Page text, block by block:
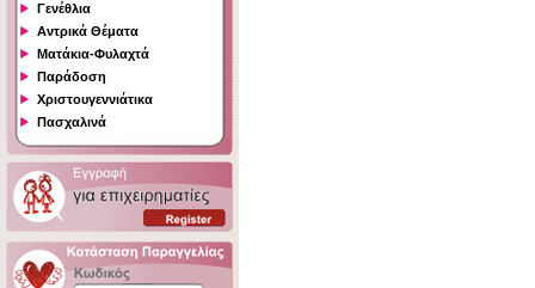
Γενέθλια
Αντρικά Θέματα
Ματάκια-Φυλαχτά
Παράδοση
Χριστουγεννιάτικα
Πασχαλινά